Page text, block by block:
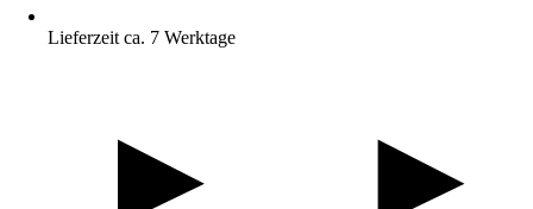
Lieferzeit ca. 7 Werktage